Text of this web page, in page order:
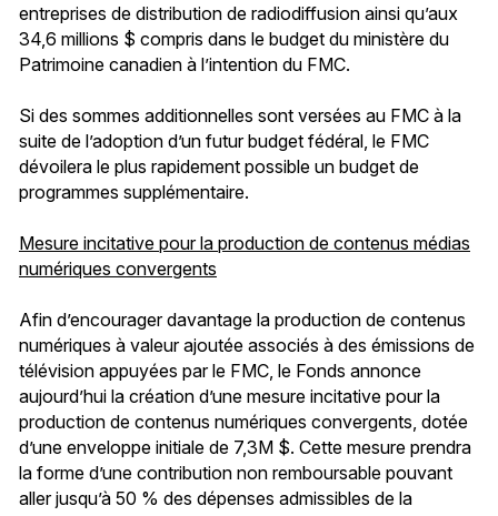
entreprises de distribution de radiodiffusion ainsi qu’aux
34,6 millions $ compris dans le budget du ministère du
Patrimoine canadien à l’intention du FMC.
Si des sommes additionnelles sont versées au FMC à la
suite de l’adoption d’un futur budget fédéral, le FMC
dévoilera le plus rapidement possible un budget de
programmes supplémentaire.
Mesure incitative pour la production de contenus médias
numériques convergents
Afin d’encourager davantage la production de contenus
numériques à valeur ajoutée associés à des émissions de
télévision appuyées par le FMC, le Fonds annonce
aujourd’hui la création d’une mesure incitative pour la
production de contenus numériques convergents, dotée
d’une enveloppe initiale de 7,3M $. Cette mesure prendra
la forme d’une contribution non remboursable pouvant
aller jusqu’à 50 % des dépenses admissibles de la